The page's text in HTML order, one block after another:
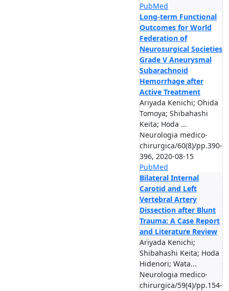
PubMed
Long-term Functional
Outcomes for World
Federation of
Neurosurgical Societies
Grade V Aneurysmal
Subarachnoid
Hemorrhage after
Active Treatment
Ariyada Kenichi; Ohida
Tomoya; Shibahashi
Keita; Hoda ...
Neurologia medico-
chirurgica/60(8)/pp.390-
396, 2020-08-15
PubMed
Bilateral Internal
Carotid and Left
Vertebral Artery
Dissection after Blunt
Trauma: A Case Report
and Literature Review
Ariyada Kenichi;
Shibahashi Keita; Hoda
Hidenori; Wata...
Neurologia medico-
chirurgica/59(4)/pp.154-